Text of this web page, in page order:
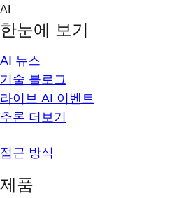
Skip
content
AI
한눈에 보기
AI 뉴스
기술 블로그
라이브 AI 이벤트
추론 더보기
접근 방식
제품